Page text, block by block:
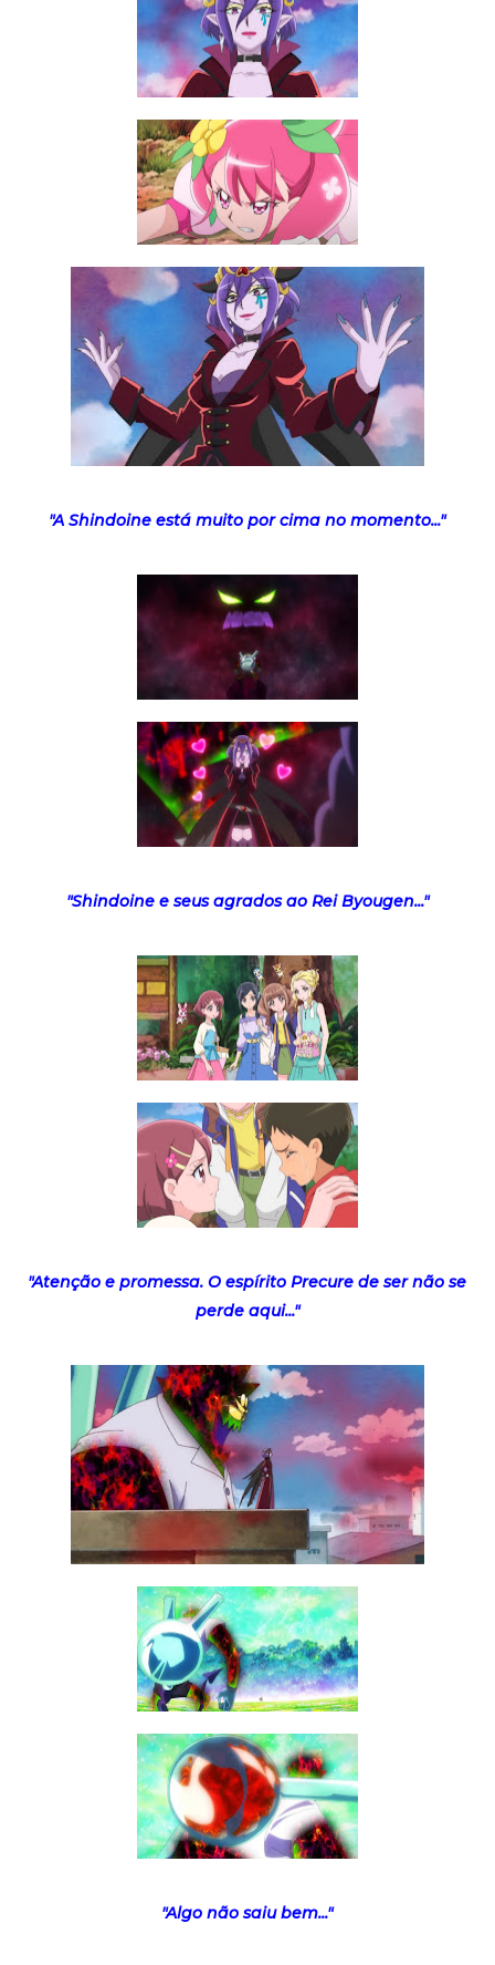
"A Shindoine está muito por cima no momento..."
"Shindoine e seus agrados ao Rei Byougen..."
"Atenção e promessa. O espírito Precure de ser não se
perde aqui..."
"Algo não saiu bem..."